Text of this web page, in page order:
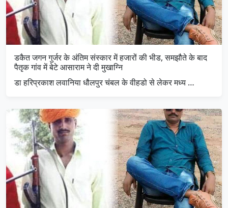
डकैत जगन गुर्जर के अंतिम संस्कार में हजारों की भीड, समझौते के बाद
पैतृक गांव में बेटे आसाराम ने दी मुखाग्नि
डा हरिप्रकाश लवानिया धौलपुर चंबल के वीहडो से लेकर मध्य …